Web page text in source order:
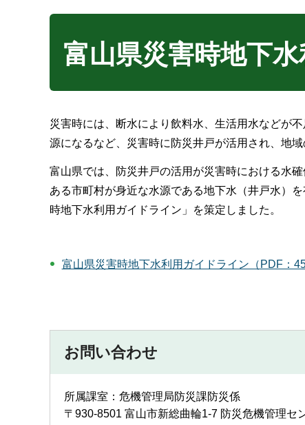
富山県災害時地下
災害時には、断水により飲料水、生活用水などが
源になるなど、災害時に防災井戸が活用され、地
富山県では、防災井戸の活用が災害時における水
ある市町村が身近な水源である地下水（井戸水）
時地下水利用ガイドライン」を策定しました。
富山県災害時地下水利用ガイドライン（PDF：
お問い合わせ
所属課室：危機管理局防災課防災係
〒930-8501 富山市新総曲輪1-7 防災危機管理セ